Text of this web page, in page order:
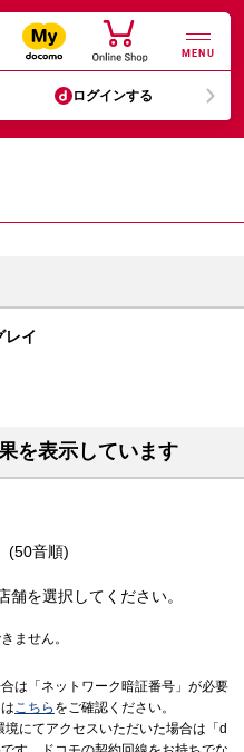
MENU
ログインする
レイ
を表示しています
(50音順)
を選択してください。
ません。
は「ネットワーク暗証番号」が必要
こちら をご確認ください。
にてアクセスいただいた場合は「d